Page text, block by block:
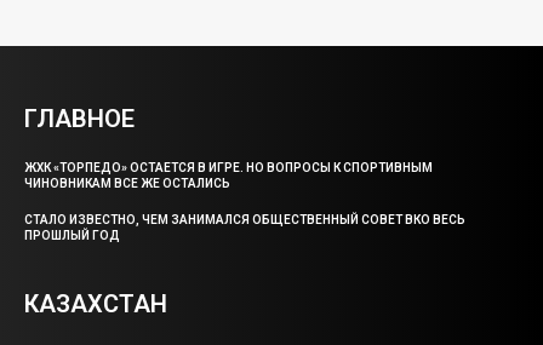
ГЛАВНОЕ
ЖХК «ТОРПЕДО» ОСТАЕТСЯ В ИГРЕ. НО ВОПРОСЫ К СПОРТИВНЫМ
ЧИНОВНИКАМ ВСЕ ЖЕ ОСТАЛИСЬ
СТАЛО ИЗВЕСТНО, ЧЕМ ЗАНИМАЛСЯ ОБЩЕСТВЕННЫЙ СОВЕТ ВКО ВЕСЬ
ПРОШЛЫЙ ГОД
КАЗАХСТАН